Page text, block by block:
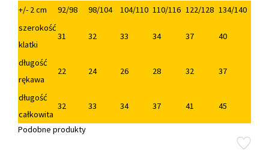
+/- 2 cm 92/98 98/104 104/110 110/116 122/128 134/140
szerokość
klatki
31 32 33 34 37 40
długość
rękawa
22 24 26 28 32 37
długość
całkowita
32 33 34 37 41 45
Podobne produkty